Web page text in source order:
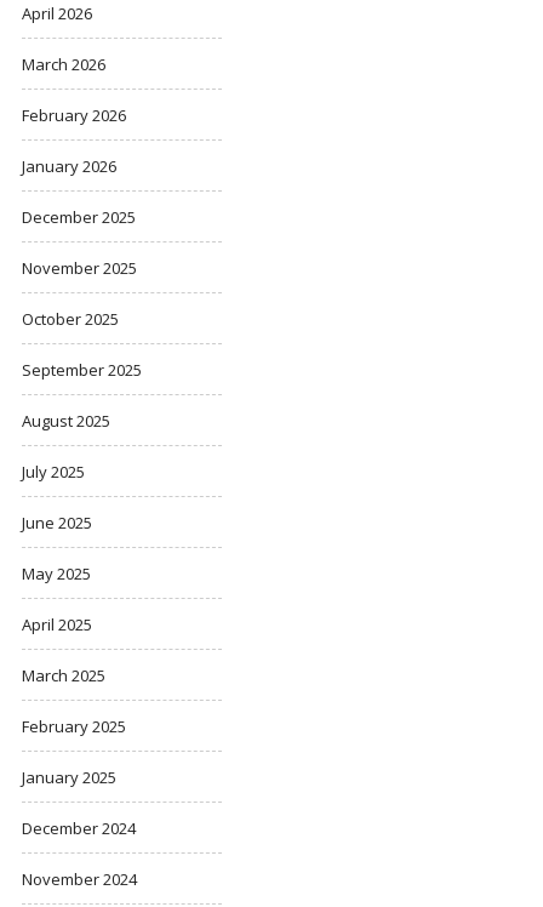
April 2026
March 2026
February 2026
January 2026
December 2025
November 2025
October 2025
September 2025
August 2025
July 2025
June 2025
May 2025
April 2025
March 2025
February 2025
January 2025
December 2024
November 2024